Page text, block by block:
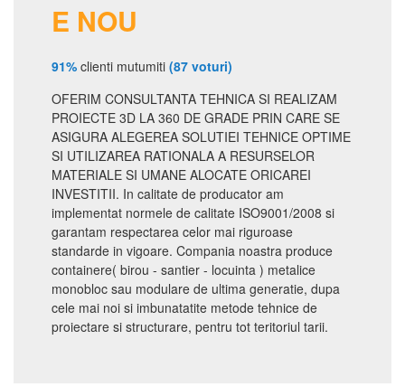
E NOU
91% clienti mutumiti (87 voturi)
OFERIM CONSULTANTA TEHNICA SI REALIZAM
PROIECTE 3D LA 360 DE GRADE PRIN CARE SE
ASIGURA ALEGEREA SOLUTIEI TEHNICE OPTIME
SI UTILIZAREA RATIONALA A RESURSELOR
MATERIALE SI UMANE ALOCATE ORICAREI
INVESTITII. In calitate de producator am
implementat normele de calitate ISO9001/2008 si
garantam respectarea celor mai riguroase
standarde in vigoare. Compania noastra produce
containere( birou - santier - locuinta ) metalice
monobloc sau modulare de ultima generatie, dupa
cele mai noi si imbunatatite metode tehnice de
proiectare si structurare, pentru tot teritoriul tarii.